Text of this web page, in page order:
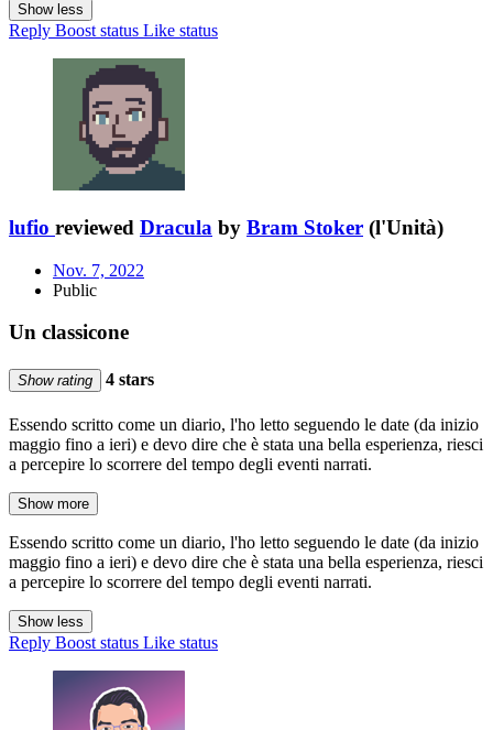
Show less
Reply Boost status Like status
lufio reviewed Dracula by Bram Stoker (l'Unità)
Nov. 7, 2022
Public
Un classicone
Show rating 4 stars
Essendo scritto come un diario, l'ho letto seguendo le date (da inizio
maggio fino a ieri) e devo dire che è stata una bella esperienza, riesci
a percepire lo scorrere del tempo degli eventi narrati.
Show more
Essendo scritto come un diario, l'ho letto seguendo le date (da inizio
maggio fino a ieri) e devo dire che è stata una bella esperienza, riesci
a percepire lo scorrere del tempo degli eventi narrati.
Show less
Reply Boost status Like status